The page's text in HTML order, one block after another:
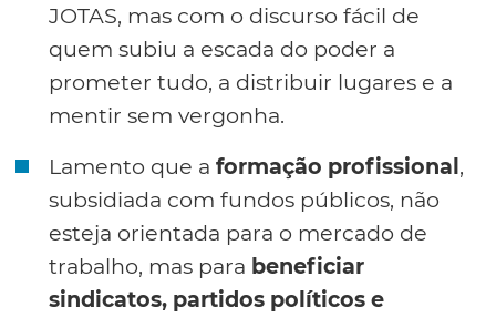
JOTAS, mas com o discurso fácil de
quem subiu a escada do poder a
prometer tudo, a distribuir lugares e a
mentir sem vergonha.
Lamento que a formação profissional,
subsidiada com fundos públicos, não
esteja orientada para o mercado de
trabalho, mas para beneficiar
sindicatos, partidos políticos e